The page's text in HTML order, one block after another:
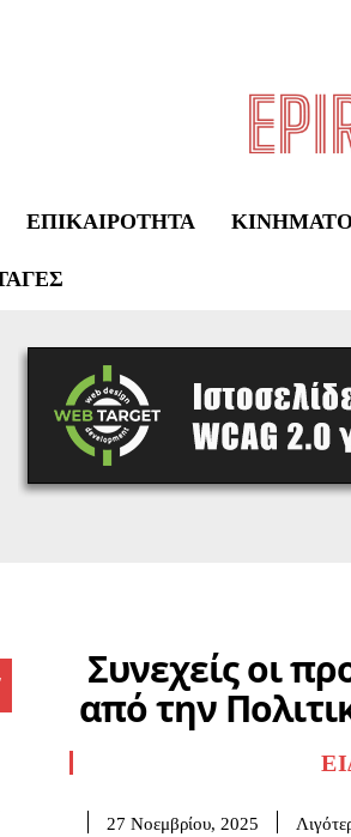
ΕΠΙΚΑΙΡΌΤΗΤΑ
Συνεχείς οι
από την
27 Νοεμβρίου, 2025